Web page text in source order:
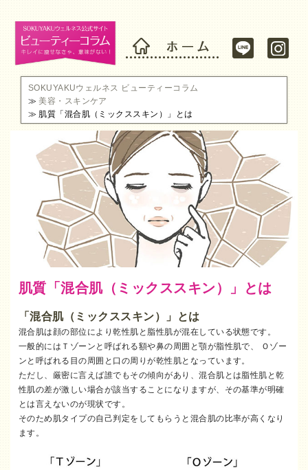
SOKUYAKUウェルネス ビューティーコラム
美容・スキンケア
肌質「混合肌（ミックススキン）」とは
肌質「混合肌（ミックススキン）」とは
「混合肌（ミックススキン）」とは
混合肌は顔の部位により乾性肌と脂性肌が混在している状態です。
一般的にはＴゾーンと呼ばれる額や鼻の周囲と顎が脂性肌で、 Ｏゾー
ンと呼ばれる目の周囲と口の周りが乾性肌となっています。
ただし、厳密に言えば誰でもその傾向があり、混合肌とは脂性肌と乾
性肌の差が激しい場合が該当することになりますが、その基準が明確
とは言えないのが現状です。
そのため肌タイプの自己判定をしてもらうと混合肌の比率が高くなり
ます。